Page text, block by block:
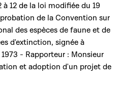
12 de la loi modifiée du 19
de la Convention sur
des espèces de faune et de
d'extinction, signée à
- Rapporteur : Monsieur
et adoption d'un projet de